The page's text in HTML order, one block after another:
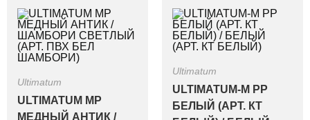
Ultimatum
ULTIMATUM MP
МЕДНЫЙ АНТИК /
Ultimatum
ULTIMATUM-M PP
БЕЛЫЙ (АРТ. КТ